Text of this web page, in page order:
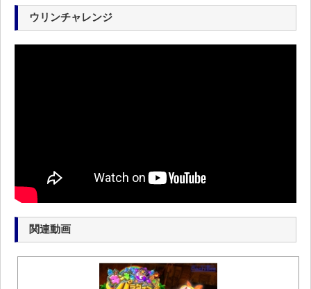
ウリンチャレンジ
関連動画